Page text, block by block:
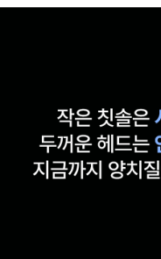
페이코 ID로 페